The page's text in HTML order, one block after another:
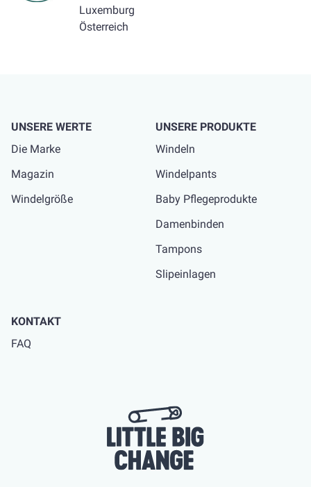
Luxemburg
Österreich
UNSERE WERTE
Die Marke
Magazin
Windelgröße
UNSERE PRODUKTE
Windeln
Windelpants
Baby Pflegeprodukte
Damenbinden
Tampons
Slipeinlagen
KONTAKT
FAQ